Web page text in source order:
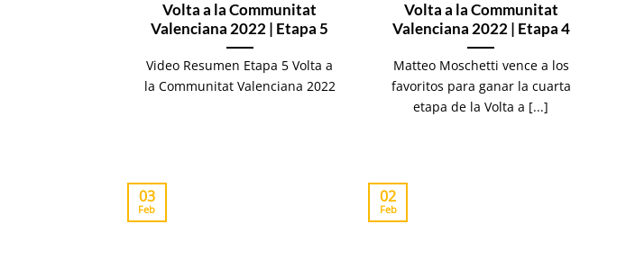
Volta a la Communitat
Valenciana 2022 | Etapa 5
Video Resumen Etapa 5 Volta a
la Communitat Valenciana 2022
Volta a la Communitat
Valenciana 2022 | Etapa 4
Matteo Moschetti vence a los
favoritos para ganar la cuarta
etapa de la Volta a [...]
03
Feb
02
Feb